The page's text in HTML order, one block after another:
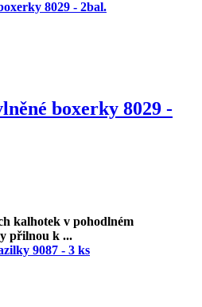
boxerky 8029 -
kalhotek v pohodlném
přilnou k ...